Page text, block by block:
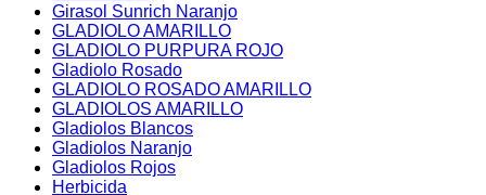
Girasol Sunrich Naranjo
GLADIOLO AMARILLO
GLADIOLO PURPURA ROJO
Gladiolo Rosado
GLADIOLO ROSADO AMARILLO
GLADIOLOS AMARILLO
Gladiolos Blancos
Gladiolos Naranjo
Gladiolos Rojos
Herbicida